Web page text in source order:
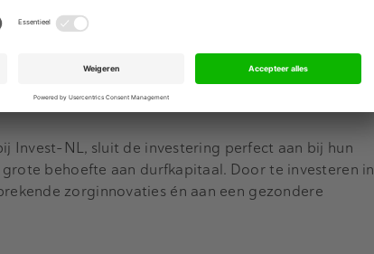
de stijgende vraag in Europa en onze intrede op de
van ViCentra.
2034 naar verwachting meer dan veertien miljard
groeiende segment, dankzij hun compacte formaat
Invest-NL, sluit de investering perfect aan bij hun
grote behoefte aan durfkapitaal. Door te investeren in
zorginnovaties én aan een gezondere